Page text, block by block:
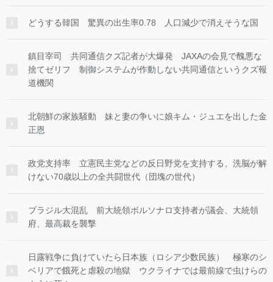
どうする韓国 驚異の出生率0.78 人口減少で消えそうな国
鎮目宰司 共同通信クズ記者が大爆発 JAXAの会見で醜悪な
捨てゼリフ 制御システムが作動しない共同通信というクズ報
道機関
北朝鮮の家族騒動 妹と妻の争いに娘キム・ジュエを出した金
正恩
政党支持率 立憲民主党などの反日野党を支持する、洗脳が解
けない70歳以上の全共闘世代（団塊の世代）
ブラジル大混乱 前大統領ボルソナロ支持者が議会、大統領
府、最高裁を襲撃
日露戦争に負けていたら日本族（ロシア少数民族） 極寒のシ
ベリアで餓死と虐殺の地獄 ウクライナでは最前線で虫けらの